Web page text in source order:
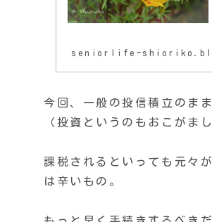
seniorlife-
今回、一般の投信積立のま
（投資というのもおこがま
課税されるといっても元々
は辛いもの。